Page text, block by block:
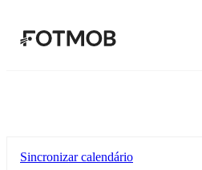
Sincronizar calendário